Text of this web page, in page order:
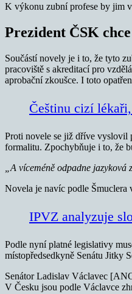
K výkonu zubní profese by jim
Prezident ČSK
Součástí novely je i to, že tyto
pracoviště s akreditací pro
aprobační zkoušce. I toto
Češtinu cizí
Proti novele se již dříve vyslovil
formalitu. Zpochybňuje i to, že
„A víceméně odpadne
Novela je navíc podle
IPVZ analyzuje
Podle nyní platné legislativy
místopředsedkyně Senátu Jitky
Senátor Ladislav Václavec
V Česku jsou podle Václavce